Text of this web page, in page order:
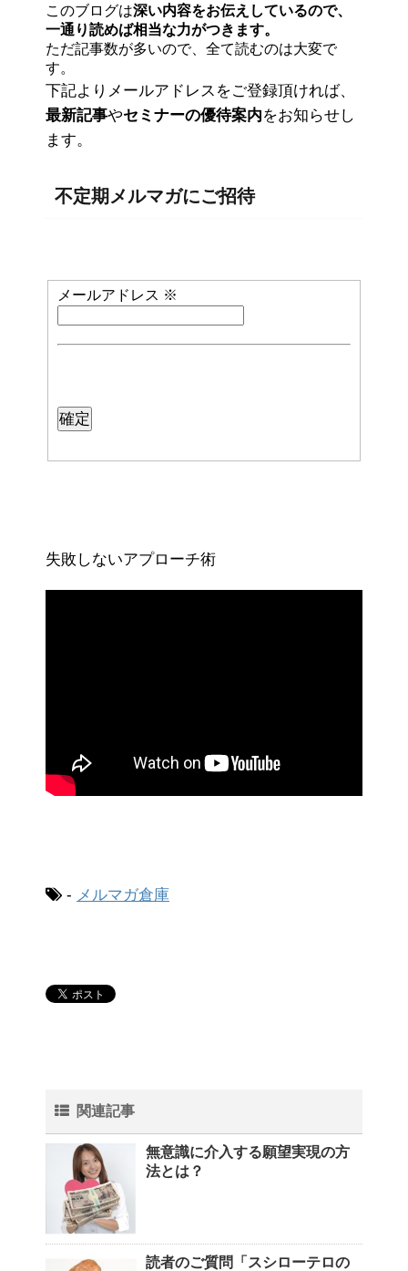
このブログは深い内容をお伝えしているので、
一通り読めば相当な力がつきます。
ただ記事数が多いので、全て読むのは大変で
す。
下記よりメールアドレスをご登録頂ければ、
最新記事やセミナーの優待案内をお知らせし
ます。
不定期メルマガにご招待
メールアドレス ※
失敗しないアプローチ術
- メルマガ倉庫
関連記事
無意識に介入する願望実現の方
法とは？
読者のご質問「スシローテロの